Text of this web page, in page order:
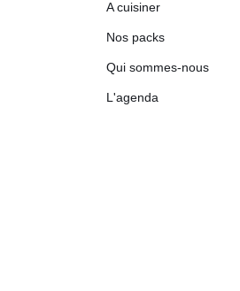
A cuisiner
Nos packs
Qui sommes-nous
L'agenda